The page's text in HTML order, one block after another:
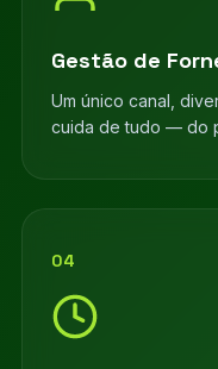
Gestão de
Um único canal,
cuida de tudo — do
04